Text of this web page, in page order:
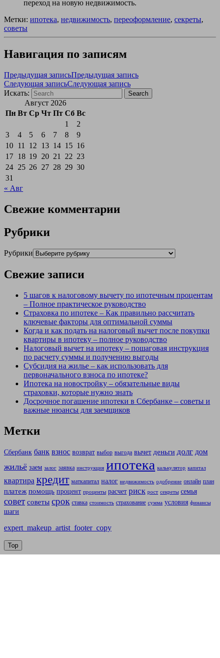
переход на новую недвижимость.
Метки: ипотека, недвижимость, переоформление, секреты,
советы
Навигация по записям
Предыдущая записьПредыдущая запись
Следующая записьСледующая запись
Искать:
Search
Август 2026
Пн Вт Ср Чт Пт Сб Вс
1
2
3
4 5 6 7 8
9
10 11 12 13 14 15 16
17 18 19 20 21 22 23
24 25 26 27 28 29 30
31
« Авг
Свежие комментарии
Рубрики
Рубрики
Свежие записи
5 шагов к налоговому вычету по ипотечным процентам
– Полное практическое руководство
Страховка по ипотеке – Как правильно рассчитать
ключевые факторы для оптимальной суммы
Когда и как подать на налоговый вычет после покупки
квартиры в ипотеку – полное руководство
Налоговый вычет на ипотеку – пошаговая инструкция
по расчету суммы и получению выгоды
Субсидия на жилье – как использовать для
первоначального взноса по ипотеке?
Ипотека на новостройку – обязательные виды
страховки, которые нужно знать
Досрочное погашение ипотеки в Сбербанке – советы и
важные нюансы для заемщиков
Метки
Сбербанк банк взнос возврат выбор выгода вычет деньги долг дом
жильё заем залог заявка инструкция ипотека калькулятор капитал
квартира кредит маткапитал налог недвижимость одобрение онлайн план
платеж помощь процент проценты расчет риск рост секреты семья
совет советы срок ставка стоимость страхование сумма условия финансы
шаги
expert_makeup_artist_footer_copy
Top